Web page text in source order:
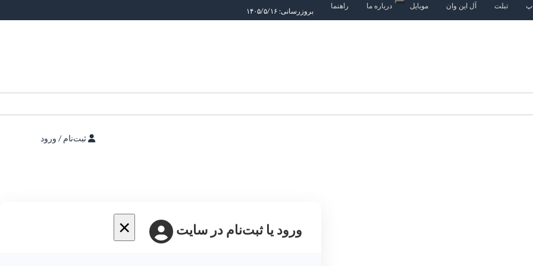
تبلت آل این وان موبایل درباره ما راهنما
بروزرسانی: ۱۴۰۵/۵/۱۶
ثبت‌نام / ورود
× ورود یا ثبت‌نام در سایت